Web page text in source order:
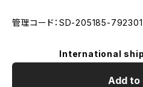
管理コード：SD-205185-
International
Add